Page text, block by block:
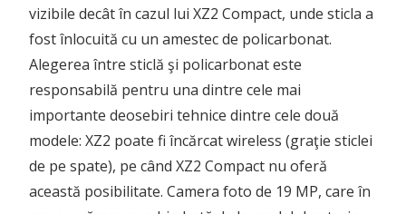
vizibile decât în cazul lui XZ2 Compact, unde sticla a
fost înlocuită cu un amestec de policarbonat.
Alegerea între sticlă şi policarbonat este
responsabilă pentru una dintre cele mai
importante deosebiri tehnice dintre cele două
modele: XZ2 poate fi încărcat wireless (graţie sticlei
de pe spate), pe când XZ2 Compact nu oferă
această posibilitate. Camera foto de 19 MP, care în